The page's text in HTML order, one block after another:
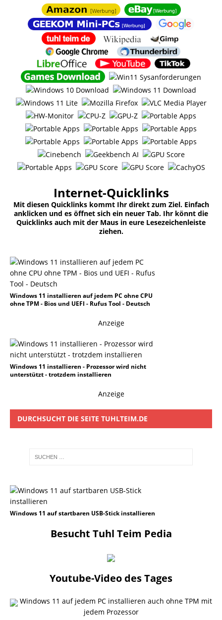
Internet-Quicklinks
Mit diesen Quicklinks kommt Ihr direkt zum Ziel. Einfach
anklicken und es öffnet sich ein neuer Tab. Ihr könnt die
Quicklinks auch mit der Maus in eure Lesezeichenleiste
ziehen.
Windows 11 installieren auf jedem PC ohne CPU
ohne TPM - Bios und UEFI - Rufus Tool - Deutsch
Anzeige
Windows 11 installieren - Prozessor wird nicht
unterstützt - trotzdem installieren
Anzeige
DURCHSUCHT DIE SEITE TUHLTEIM.DE
Windows 11 auf startbaren USB-Stick installieren
Besucht Tuhl Teim Pedia
Youtube-Video des Tages
Windows 11 auf jedem PC installieren auch ohne TPM mit
jedem Prozessor